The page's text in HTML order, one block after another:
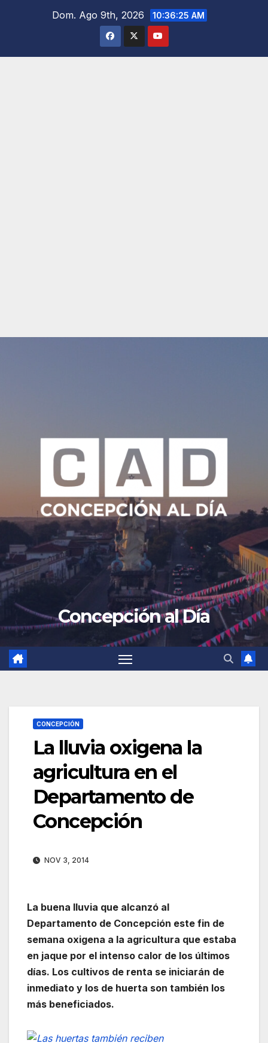
Dom. Ago 9th, 2026 10:36:27 AM
Concepción al Día
CONCEPCIÓN
La lluvia oxigena la
agricultura en el
Departamento de
Concepción
NOV 3, 2014
La buena lluvia que alcanzó al
Departamento de Concepción este fin de
semana oxigena a la agricultura que estaba
en jaque por el intenso calor de los últimos
días. Los cultivos de renta se iniciarán de
inmediato y los de huerta son también los
más beneficiados.